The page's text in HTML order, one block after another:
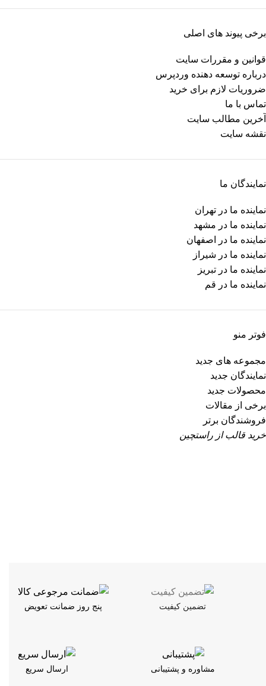
برخی پیوند های اصلی
قوانین و مقررات سایت
درباره توسعه دهنده وردپرس
ضروریات لازم برای خرید
تماس با ما
آخرین مطالب سایت
نقشه سایت
نمایندگان ما
نماینده ما در تهران
نماینده ما در مشهد
نماینده ما در اصفهان
نماینده ما در شیراز
نماینده ما در تبریز
نماینده ما در قم
فوتر منو
مجموعه های جدید
نمایندگان جدید
محصولات جدید
برخی از مقالات
فروشندگان برتر
خرید قالب از راستچین
تضمین کیفیت پنج روز ضمانت تعویض
مشاوره و پشتیبانی ارسال سریع